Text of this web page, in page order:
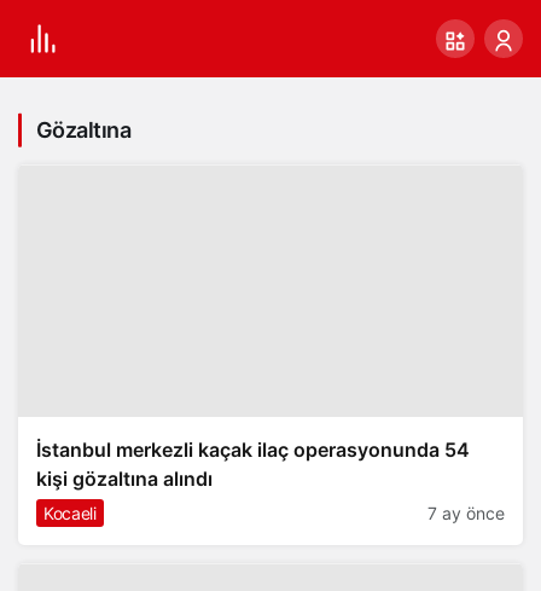
Gözaltına
İstanbul merkezli kaçak ilaç operasyonunda 54
kişi gözaltına alındı
Kocaeli 7 ay önce